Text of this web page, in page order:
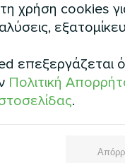
χρήση cookies
επεξεργάζεται
Πολιτική
.